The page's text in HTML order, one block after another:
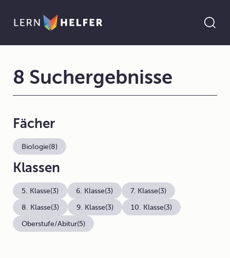
8 Suchergebnisse
Fächer
Biologie(8)
Klassen
5. Klasse(3) 6. Klasse(3) 7. Klasse(3)
8. Klasse(3) 9. Klasse(3) 10. Klasse(3)
Oberstufe/Abitur(5)